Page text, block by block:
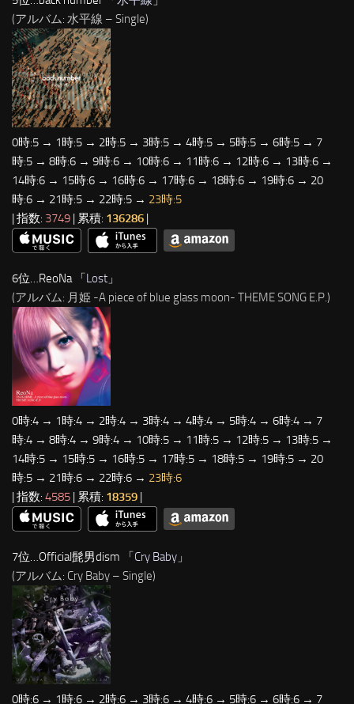
(アルバム: 水平線 – Single)
0時:5 → 1時:5 → 2時:5 → 3時:5 → 4時:5 → 5時:5 → 6時:5 → 7
時:5 → 8時:6 → 9時:6 → 10時:6 → 11時:6 → 12時:6 → 13時:6 →
14時:6 → 15時:6 → 16時:6 → 17時:6 → 18時:6 → 19時:6 → 20
時:6 → 21時:5 → 22時:5 → 23時:5
| 指数: 3749 | 累積: 136286 |
6位…ReoNa 「Lost 」
(アルバム: 月姫 -A piece of blue glass moon- THEME SONG E.P.)
0時:4 → 1時:4 → 2時:4 → 3時:4 → 4時:4 → 5時:4 → 6時:4 → 7
時:4 → 8時:4 → 9時:4 → 10時:5 → 11時:5 → 12時:5 → 13時:5 →
14時:5 → 15時:5 → 16時:5 → 17時:5 → 18時:5 → 19時:5 → 20
時:5 → 21時:6 → 22時:6 → 23時:6
| 指数: 4585 | 累積: 18359 |
7位…Official髭男dism 「 Cry Baby 」
(アルバム: Cry Baby – Single)
0時:6 → 1時:6 → 2時:6 → 3時:6 → 4時:6 → 5時:6 → 6時:6 → 7